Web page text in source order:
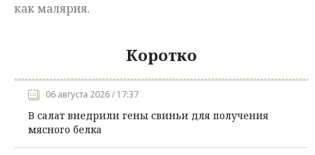
как малярия.
Коротко
06 августа 2026 / 17:37
В салат внедрили гены свиньи для получения
мясного белка